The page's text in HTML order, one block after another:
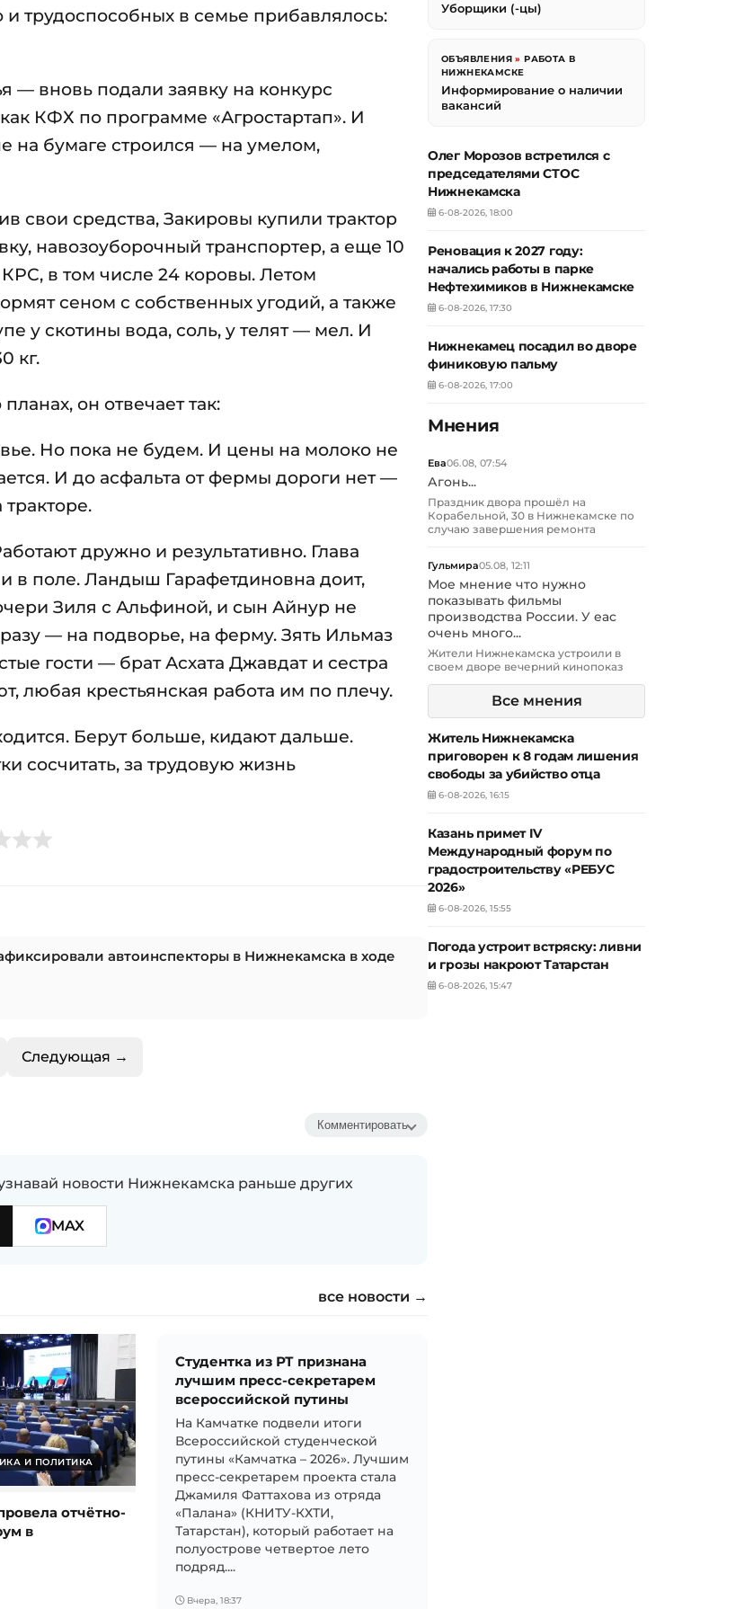
трудоспособных в семье прибавлялось:
— вновь подали заявку на конкурс
КФХ по программе «Агростартап». И
на бумаге строился — на умелом,
средства, Закировы купили трактор
навозоуборочный транспортер, а еще 10
в том числе 24 коровы. Летом
сеном с собственных угодий, а также
у скотины вода, соль, у телят — мел. И
кг.
он отвечает так:
Но пока не будем. И цены на молоко не
И до асфальта от фермы дороги нет —
дружно и результативно. Глава
в поле. Ландыш Гарафетдиновна доит,
Зиля с Альфиной, и сын Айнур не
— на подворье, на ферму. Зять Ильмаз
гости — брат Асхата Джавдат и сестра
любая крестьянская работа им по плечу.
Берут больше, кидают дальше.
сосчитать, за трудовую жизнь
автоинспекторы в Нижнекамска в ходе
Следующая →
Комментировать
новости Нижнекамска раньше других
MAX
все новости →
И ПОЛИТИКА
отчётно-
в
Студентка из РТ признана
лучшим пресс-секретарем
всероссийской путины
На Камчатке подвели итоги
Всероссийской студенческой
путины «Камчатка – 2026». Лучшим
пресс-секретарем проекта стала
Джамиля Фаттахова из отряда
«Палана» (КНИТУ-КХТИ,
Татарстан), который работает на
полуострове четвертое лето
подряд....
Вчера, 18:37
Уборщики (-цы)
ОБЪЯВЛЕНИЯ »РАБОТА В
НИЖНЕКАМСКЕ
Информирование о наличии
вакансий
Олег Морозов встретился с
председателями СТОС
Нижнекамска
6-08-2026, 18:00
Реновация к 2027 году:
начались работы в парке
Нефтехимиков в Нижнекамске
6-08-2026, 17:30
Нижнекамец посадил во дворе
финиковую пальму
6-08-2026, 17:00
Мнения
Ева06.08, 07:54
Агонь...
Праздник двора прошёл на
Корабельной, 30 в Нижнекамске по
случаю завершения ремонта
Гульмира05.08, 12:11
Мое мнение что нужно
показывать фильмы
производства России. У еас
очень много...
Жители Нижнекамска устроили в
своем дворе вечерний кинопоказ
Все мнения
Житель Нижнекамска
приговорен к 8 годам лишения
свободы за убийство отца
6-08-2026, 16:15
Казань примет IV
Международный форум по
градостроительству «РЕБУС
2026»
6-08-2026, 15:55
Погода устроит встряску: ливни
и грозы накроют Татарстан
6-08-2026, 15:47